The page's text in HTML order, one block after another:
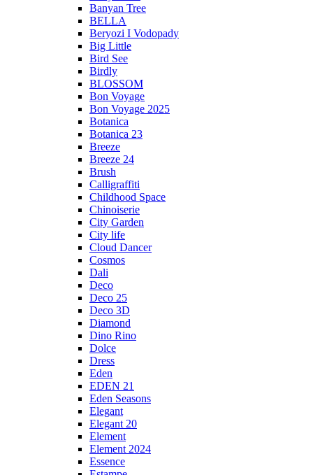
Banyan Tree
BELLA
Beryozi I Vodopady
Big Little
Bird See
Birdly
BLOSSOM
Bon Voyage
Bon Voyage 2025
Botanica
Botanica 23
Breeze
Breeze 24
Brush
Calligraffiti
Childhood Space
Chinoiserie
City Garden
City life
Cloud Dancer
Cosmos
Dali
Deco
Deco 25
Deco 3D
Diamond
Dino Rino
Dolce
Dress
Eden
EDEN 21
Eden Seasons
Elegant
Elegant 20
Element
Element 2024
Essence